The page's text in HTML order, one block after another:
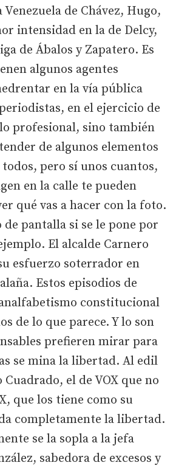
de Chávez, Hugo,
intensidad en la de Delcy,
de Ábalos y Zapatero. Es
algunos agentes
en la vía pública
en el ejercicio de
profesional, sino también
de algunos elementos
pero sí unos cuantos,
en la calle te pueden
qué vas a hacer con la foto.
pantalla si se le pone por
El alcalde Carnero
esfuerzo soterrador en
Estos episodios de
constitucional
de lo que parece. Y lo son
prefieren mirar para
se mina la libertad. Al edil
el de VOX que no
que los tiene como su
completamente la libertad.
se la sopla a la jefa
sabedora de excesos y